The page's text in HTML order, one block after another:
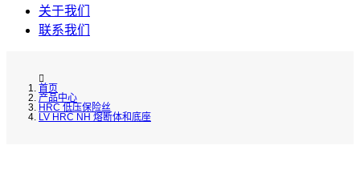
关于我们
联系我们
首页
产品中心
HRC 低压保险丝
LV HRC NH 熔断体和底座